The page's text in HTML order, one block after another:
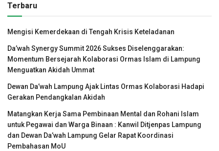
Terbaru
Mengisi Kemerdekaan di Tengah Krisis Keteladanan
Da’wah Synergy Summit 2026 Sukses Diselenggarakan:
Momentum Bersejarah Kolaborasi Ormas Islam di Lampung
Menguatkan Akidah Ummat
Dewan Da’wah Lampung Ajak Lintas Ormas Kolaborasi Hadapi
Gerakan Pendangkalan Akidah
Matangkan Kerja Sama Pembinaan Mental dan Rohani Islam
untuk Pegawai dan Warga Binaan : Kanwil Ditjenpas Lampung
dan Dewan Da’wah Lampung Gelar Rapat Koordinasi
Pembahasan MoU